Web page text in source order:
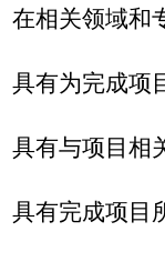
相关领域和专
有为完成项目
有与项目相关
有完成项目所